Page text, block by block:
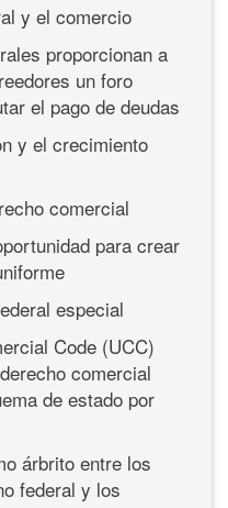
y el comercio
proporcionan a
un foro
el pago de deudas
y el crecimiento
comercial
para crear
especial
Code (UCC)
comercial
de estado por
árbrito entre los
federal y los